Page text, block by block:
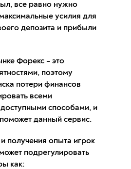
все равно нужно
усилия для
депозита и прибыли
Форекс – это
поэтому
потери финансов
всеми
способами, и
данный сервис.
получения опыта игрок
подрегулировать
как: